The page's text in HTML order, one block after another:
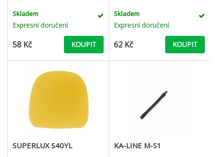
Skladem
Expresní doručení
58 Kč KOUPIT
Skladem
Expresní doručení
62 Kč KOUPIT
SUPERLUX S40YL KA-LINE M-S1